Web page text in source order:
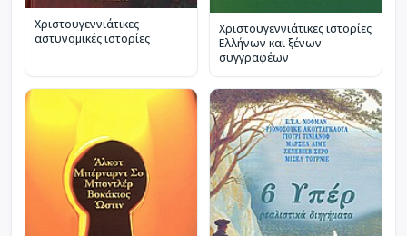
Χριστουγεννιάτικες
αστυνομικές ιστορίες
Χριστουγεννιάτικες ιστορίες
Ελλήνων και ξένων
συγγραφέων